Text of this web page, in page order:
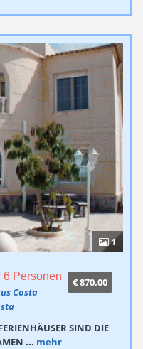
1
€ 870.00
6 Personen
Costa
SIND DIE
... mehr